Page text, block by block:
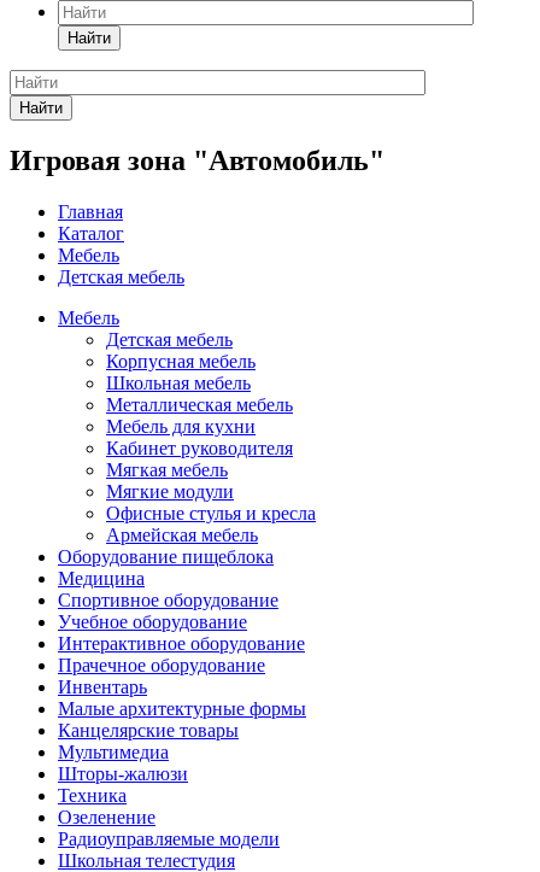
Найти
Найти
Игровая зона "Автомобиль"
Главная
Каталог
Мебель
Детская мебель
Мебель
Детская мебель
Корпусная мебель
Школьная мебель
Металлическая мебель
Мебель для кухни
Кабинет руководителя
Мягкая мебель
Мягкие модули
Офисные стулья и кресла
Армейская мебель
Оборудование пищеблока
Медицина
Спортивное оборудование
Учебное оборудование
Интерактивное оборудование
Прачечное оборудование
Инвентарь
Малые архитектурные формы
Канцелярские товары
Мультимедиа
Шторы-жалюзи
Техника
Озеленение
Радиоуправляемые модели
Школьная телестудия